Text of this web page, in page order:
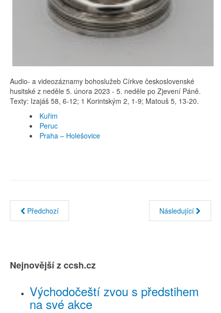
Audio- a videozáznamy bohoslužeb Církve československé
husitské z neděle 5. února 2023 - 5. neděle po Zjevení Páně.
Texty: Izajáš 58, 6-12; 1 Korintským 2, 1-9; Matouš 5, 13-20.
Kuřim
Peruc
Praha – Holešovice
Předchozí Následující
Nejnovější z ccsh.cz
Východočeští zvou s předstihem
na své akce